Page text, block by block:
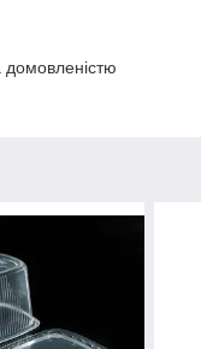
домовленістю